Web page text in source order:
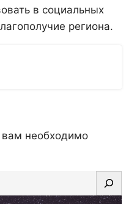
в социальных
региона.
необходимо